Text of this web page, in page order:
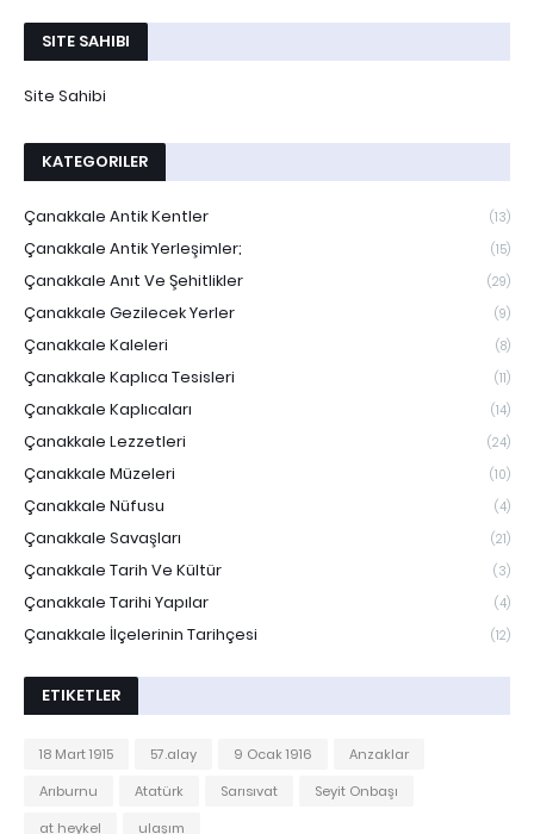
SITE SAHIBI
Site Sahibi
KATEGORILER
Çanakkale Antik Kentler (13)
Çanakkale Antik Yerleşimler; (15)
Çanakkale Anıt Ve Şehitlikler (29)
Çanakkale Gezilecek Yerler (9)
Çanakkale Kaleleri (8)
Çanakkale Kaplıca Tesisleri (11)
Çanakkale Kaplıcaları (14)
Çanakkale Lezzetleri (24)
Çanakkale Müzeleri (10)
Çanakkale Nüfusu (4)
Çanakkale Savaşları (21)
Çanakkale Tarih Ve Kültür (3)
Çanakkale Tarihi Yapılar (4)
Çanakkale İlçelerinin Tarihçesi (12)
ETIKETLER
18 Mart 1915 57.alay 9 Ocak 1916
Anzaklar
Arıburnu
Atatürk Sarısıvat
Seyit Onbaşı
at heykel
ulaşım